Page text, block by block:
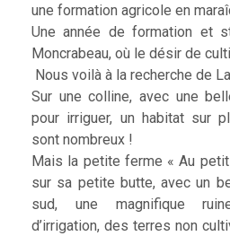
une formation agricole en
Une année de formation et
Moncrabeau, où le désir de
Nous voilà à la recherche de
Sur une colline, avec une
pour irriguer, un habitat sur
sont nombreux !
Mais la petite ferme « Au
sur sa petite butte, avec un
sud, une magnifique
d’irrigation, des terres non